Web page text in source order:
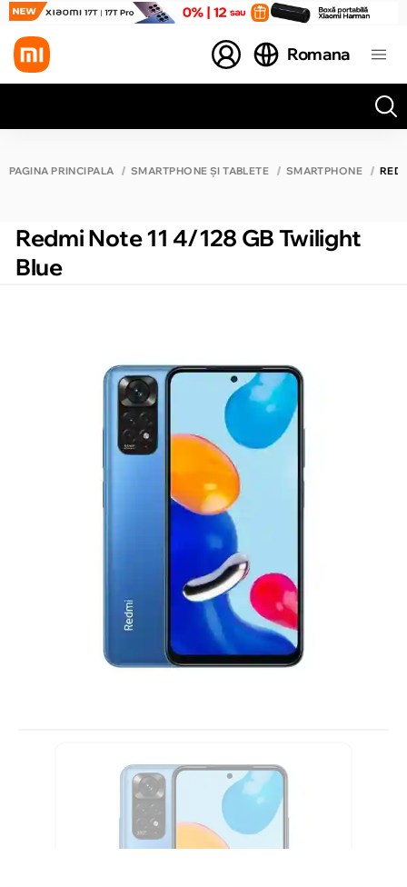
Romana
PAGINA PRINCIPALĂ SMARTPHONE ȘI TABLETE SMARTPHONE
Redmi Note 11 4/128 GB Twilight
Blue